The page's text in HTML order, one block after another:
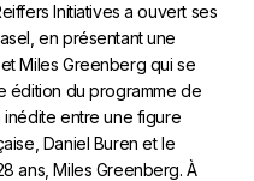
Initiatives a ouvert ses
en présentant une
Miles Greenberg qui se
édition du programme de
inédite entre une figure
Daniel Buren et le
ans, Miles Greenberg. À